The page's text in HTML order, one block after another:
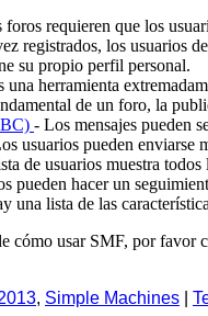
requieren que los
registrados, los usuarios
su propio perfil personal.
herramienta
de un foro, la
- Los mensajes pueden
usuarios pueden enviarse
de usuarios muestra
pueden hacer un
una lista de las
cómo usar SMF, por favor
, Simple Machines